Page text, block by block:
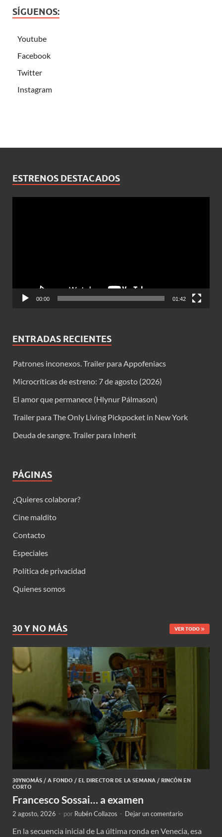
SÍGUENOS:
Youtube
Facebook
Twitter
Instagram
ESTRENOS DESTACADOS
00:00 01:42
ENTRADAS RECIENTES
Patrones inconexos. Trailer para Appofeniacs
Microcríticas de estreno: 7 de agosto (2026)
El amor que permanece (Hlynur Pálmason)
Trailer para The Only Living Pickpocket in New York
Deuda de sangre. Trailer para Inherit
PÁGINAS
¿Quieres colaborar?
Cine maldito
Contacto
Especiales
Política de privacidad
Quienes somos
30 Y NO MÁS VER TODO
30YNOMÁS / A FONDO / EL DIRECTOR DE LA SEMANA / RINCÓN EN
CORTO
Francesco Sossai… a examen
2 agosto, 2026 - por Rubén Collazos - Dejar un comentario
En la secuencia inicial de La última ronda en Venecia, esa